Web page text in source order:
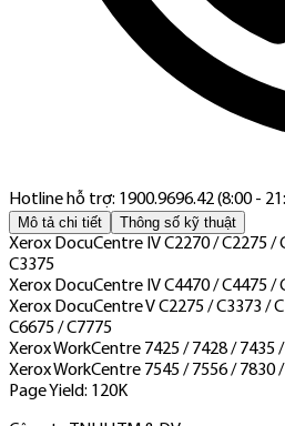
Hotline hỗ trợ: 1900.9696.42 (8:00 -
Mô tả chi tiết Thông số kỹ thuật
Xerox DocuCentre IV C2270 / C2275 /
C3375
Xerox DocuCentre IV C4470 / C4475 /
Xerox DocuCentre V C2275 / C3373 /
C6675 / C7775
Xerox WorkCentre 7425 / 7428 / 7435
Xerox WorkCentre 7545 / 7556 / 7830
Page Yield: 120K